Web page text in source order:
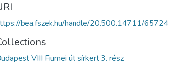
bea.fszek.hu/handle/20.500.14711/65724
VIII Fiumei út sírkert 3. rész